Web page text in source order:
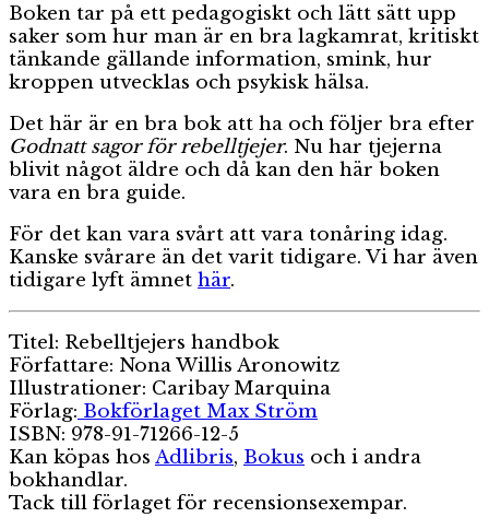
Boken tar på ett pedagogiskt och lätt sätt upp
saker som hur man är en bra lagkamrat, kritiskt
tänkande gällande information, smink, hur
kroppen utvecklas och psykisk hälsa.
Det här är en bra bok att ha och följer bra efter
Godnatt sagor för rebelltjejer. Nu har tjejerna
blivit något äldre och då kan den här boken
vara en bra guide.
För det kan vara svårt att vara tonåring idag.
Kanske svårare än det varit tidigare. Vi har även
tidigare lyft ämnet här.
Titel: Rebelltjejers handbok
Författare: Nona Willis Aronowitz
Illustrationer: Caribay Marquina
Förlag: Bokförlaget Max Ström
ISBN: 978-91-71266-12-5
Kan köpas hos Adlibris, Bokus och i andra
bokhandlar.
Tack till förlaget för recensionsexempar.